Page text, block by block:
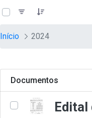
Pular para o Conteúdo
teste descricao
Início 2024
Documentos
Edital